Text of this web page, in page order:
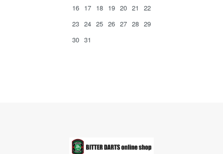
16 17 18 19 20 21
22
23 24 25 26 27 28 29
30 31